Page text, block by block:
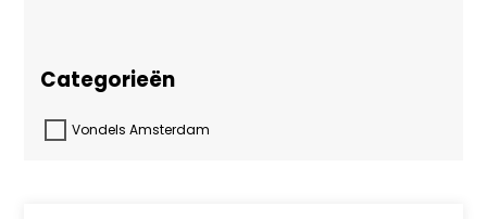
Categorieën
Vondels Amsterdam